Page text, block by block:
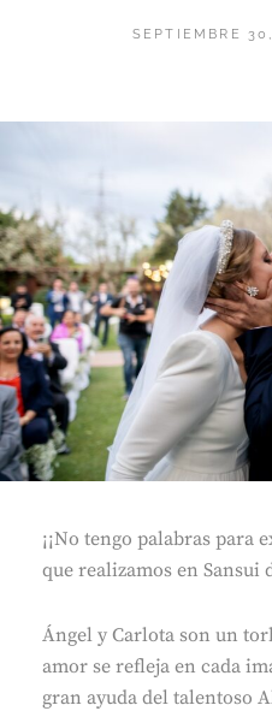
PUBLICADO
SEPTIEMBRE
¡¡No tengo palabras para
que realizamos en Sansui
Ángel y Carlota son un
amor se refleja en cada
gran ayuda del talentoso